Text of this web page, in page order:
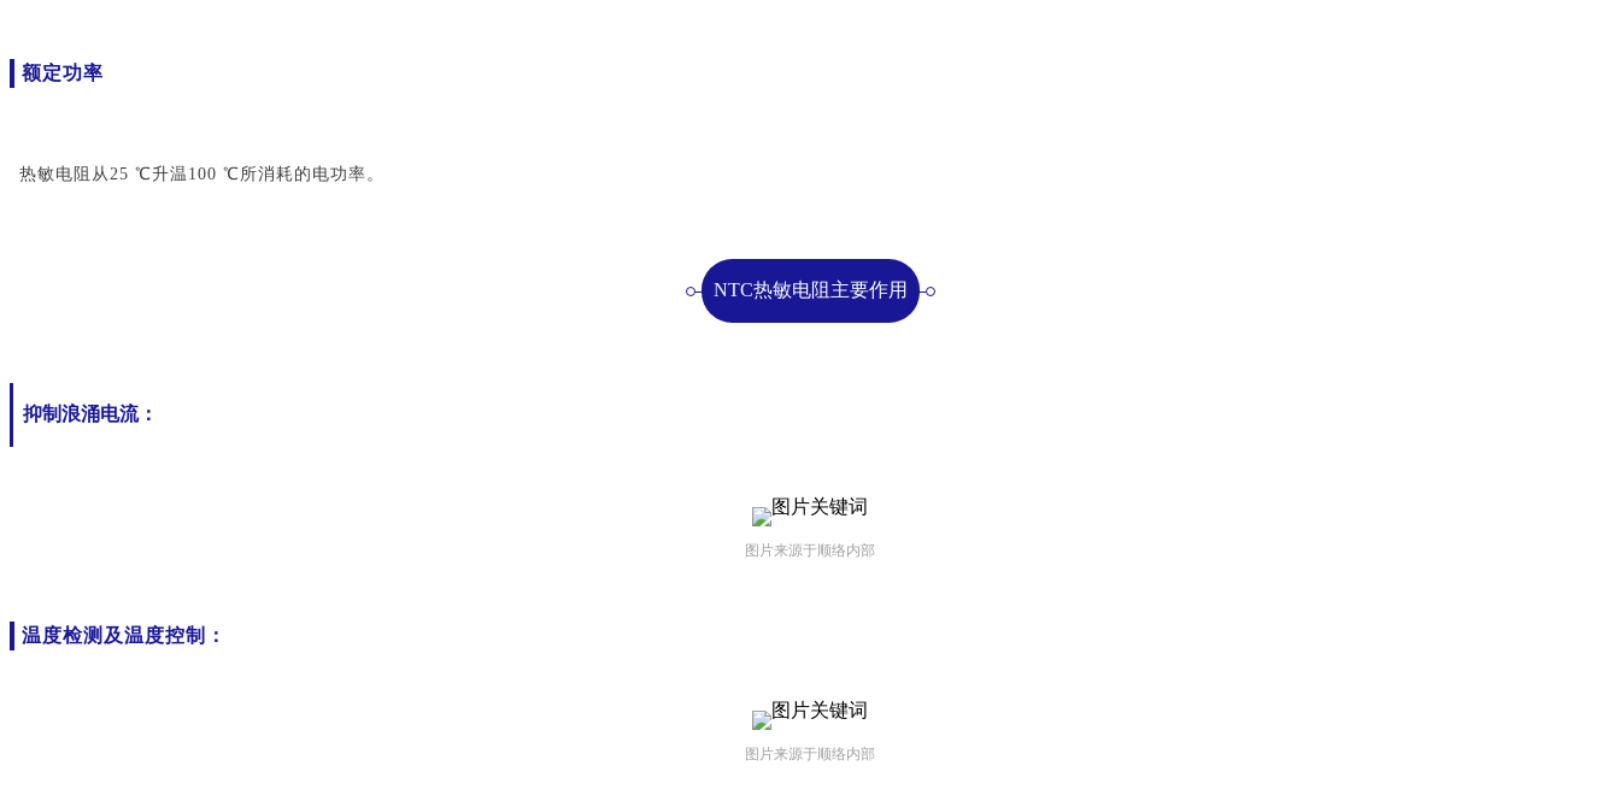
额定功率
热敏电阻从25 ℃升温100 ℃所消耗的电功率。
NTC热敏电阻主要作用
抑制浪涌电流：
图片来源于顺络内部
温度检测及温度控制：
图片来源于顺络内部